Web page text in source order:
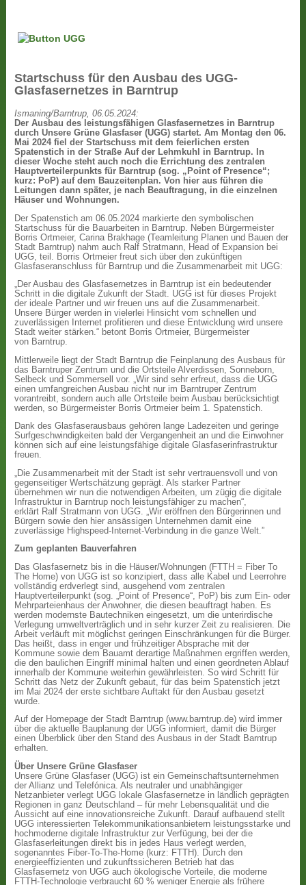
Startschuss für den Ausbau des UGG-
Glasfasernetzes in Barntrup
Ismaning/Barntrup, 06.05.2024:
Der Ausbau des leistungsfähigen Glasfasernetzes in Barntrup
durch Unsere Grüne Glasfaser (UGG) startet. Am Montag den 06.
Mai 2024 fiel der Startschuss mit dem feierlichen ersten
Spatenstich in der Straße Auf der Lehmkuhl in Barntrup. In
dieser Woche steht auch noch die Errichtung des zentralen
Hauptverteilerpunkts für Barntrup (sog. „Point of Presence“;
kurz: PoP) auf dem Bauzeitenplan. Von hier aus führen die
Leitungen dann später, je nach Beauftragung, in die einzelnen
Häuser und Wohnungen.
Der Spatenstich am 06.05.2024 markierte den symbolischen
Startschuss für die Bauarbeiten in Barntrup. Neben Bürgermeister
Borris Ortmeier, Carina Brakhage (Teamleitung Planen und Bauen der
Stadt Barntrup) nahm auch Ralf Stratmann, Head of Expansion bei
UGG, teil. Borris Ortmeier freut sich über den zukünftigen
Glasfaseranschluss für Barntrup und die Zusammenarbeit mit UGG:
„Der Ausbau des Glasfasernetzes in Barntrup ist ein bedeutender
Schritt in die digitale Zukunft der Stadt. UGG ist für dieses Projekt
der ideale Partner und wir freuen uns auf die Zusammenarbeit.
Unsere Bürger werden in vielerlei Hinsicht vom schnellen und
zuverlässigen Internet profitieren und diese Entwicklung wird unsere
Stadt weiter stärken.“ betont Borris Ortmeier, Bürgermeister
von Barntrup.
Mittlerweile liegt der Stadt Barntrup die Feinplanung des Ausbaus für
das Barntruper Zentrum und die Ortsteile Alverdissen, Sonneborn,
Selbeck und Sommersell vor. „Wir sind sehr erfreut, dass die UGG
einen umfangreichen Ausbau nicht nur im Barntruper Zentrum
vorantreibt, sondern auch alle Ortsteile beim Ausbau berücksichtigt
werden, so Bürgermeister Borris Ortmeier beim 1. Spatenstich.
Dank des Glasfaserausbaus gehören lange Ladezeiten und geringe
Surfgeschwindigkeiten bald der Vergangenheit an und die Einwohner
können sich auf eine leistungsfähige digitale Glasfaserinfrastruktur
freuen.
„Die Zusammenarbeit mit der Stadt ist sehr vertrauensvoll und von
gegenseitiger Wertschätzung geprägt. Als starker Partner
übernehmen wir nun die notwendigen Arbeiten, um zügig die digitale
Infrastruktur in Barntrup noch leistungsfähiger zu machen“,
erklärt Ralf Stratmann von UGG. „Wir eröffnen den Bürgerinnen und
Bürgern sowie den hier ansässigen Unternehmen damit eine
zuverlässige Highspeed-Internet-Verbindung in die ganze Welt.”
Zum geplanten Bauverfahren
Das Glasfasernetz bis in die Häuser/Wohnungen (FTTH = Fiber To
The Home) von UGG ist so konzipiert, dass alle Kabel und Leerrohre
vollständig erdverlegt sind, ausgehend vom zentralen
Hauptverteilerpunkt (sog. „Point of Presence“, PoP) bis zum Ein- oder
Mehrparteienhaus der Anwohner, die diesen beauftragt haben. Es
werden modernste Bautechniken eingesetzt, um die unterirdische
Verlegung umweltverträglich und in sehr kurzer Zeit zu realisieren. Die
Arbeit verläuft mit möglichst geringen Einschränkungen für die Bürger.
Das heißt, dass in enger und frühzeitiger Absprache mit der
Kommune sowie dem Bauamt derartige Maßnahmen ergriffen werden,
die den baulichen Eingriff minimal halten und einen geordneten Ablauf
innerhalb der Kommune weiterhin gewährleisten. So wird Schritt für
Schritt das Netz der Zukunft gebaut, für das beim Spatenstich jetzt
im Mai 2024 der erste sichtbare Auftakt für den Ausbau gesetzt
wurde.
Auf der Homepage der Stadt Barntrup (www.barntrup.de) wird immer
über die aktuelle Bauplanung der UGG informiert, damit die Bürger
einen Überblick über den Stand des Ausbaus in der Stadt Barntrup
erhalten.
Über Unsere Grüne Glasfaser
Unsere Grüne Glasfaser (UGG) ist ein Gemeinschaftsunternehmen
der Allianz und Telefónica. Als neutraler und unabhängiger
Netzanbieter verlegt UGG lokale Glasfasernetze in ländlich geprägten
Regionen in ganz Deutschland – für mehr Lebensqualität und die
Aussicht auf eine innovationsreiche Zukunft. Darauf aufbauend stellt
UGG interessierten Telekommunikationsanbietern leistungsstarke und
hochmoderne digitale Infrastruktur zur Verfügung, bei der die
Glasfaserleitungen direkt bis in jedes Haus verlegt werden,
sogenanntes Fiber-To-The-Home (kurz: FTTH). Durch den
energieeffizienten und zukunftssicheren Betrieb hat das
Glasfasernetz von UGG auch ökologische Vorteile, die moderne
FTTH-Technologie verbraucht 60 % weniger Energie als frühere